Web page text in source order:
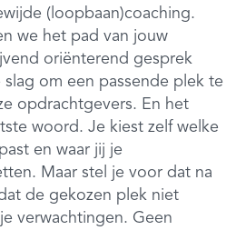
(loopbaan)coaching.
we het pad van jouw
oriënterend gesprek
om een passende plek te
opdrachtgevers. En het
woord. Je kiest zelf welke
en waar jij je
Maar stel je voor dat na
de gekozen plek niet
verwachtingen. Geen